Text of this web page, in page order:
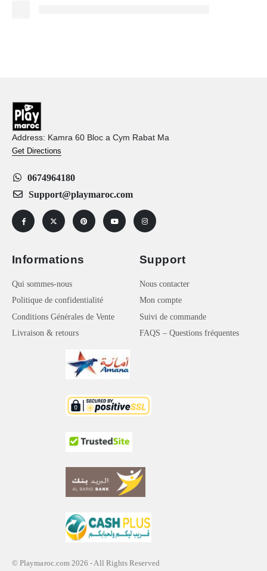
Address: Kamra 60 Bloc a Cym Rabat Ma
Get Directions
0674964180
Support@playmaroc.com
Informations
Qui sommes-nous
Politique de confidentialité
Conditions Générales de Vente
Livraison & retours
Support
Nous contacter
Mon compte
Suivi de commande
FAQS – Questions fréquentes
© Playmaroc.com 2026 - All Rights Reserved